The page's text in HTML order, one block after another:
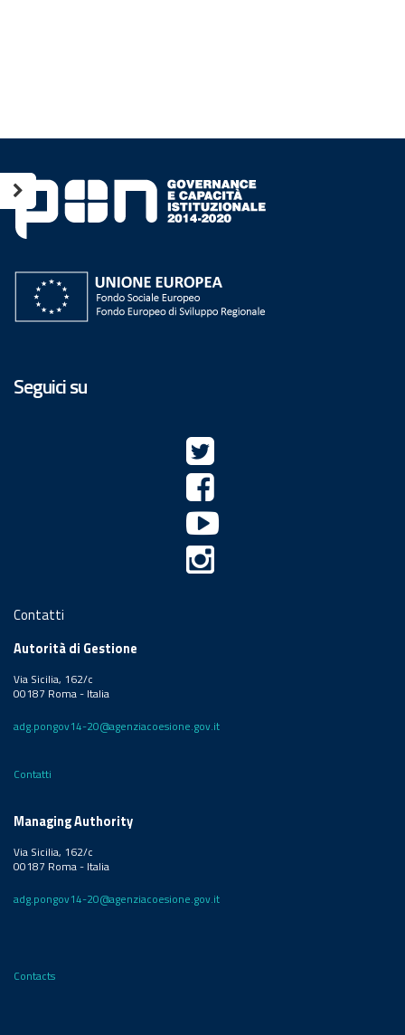
Seguici su
Contatti
Autorità di Gestione
Via Sicilia, 162/c
00187 Roma - Italia
adg.pongov14-20@agenziacoesione.gov.it
Contatti
Managing Authority
Via Sicilia, 162/c
00187 Roma - Italia
adg.pongov14-20@agenziacoesione.gov.it
Contacts